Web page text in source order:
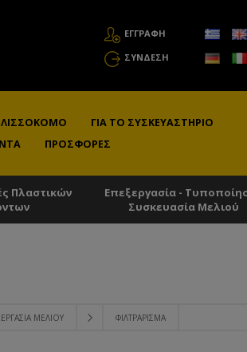
ΕΓΓΡΑΦΗ
ΣΎΝΔΕΣΗ
ΓΙΑ ΤΟ ΣΥΣΚΕΥΑΣΤΉΡΙΟ
ΠΡΟΣΦΟΡΈΣ
Πλαστικών
Επεξεργασία -
Συσκευασία Μελιού
ΜΕΛΙΟΎ ΦΙΛΤΡΆΡΙΣΜΑ